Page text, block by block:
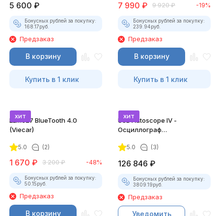
5 600 ₽
Бонусных рублей за покупку:
168.17руб.
Предзаказ
В корзину
Купить в 1 клик
7 990 ₽ 9 920 ₽ -19%
Бонусных рублей за покупку:
239.94руб.
Предзаказ
В корзину
Купить в 1 клик
хит
ELM327 BlueTooth 4.0
(Viecar)
5.0 (2)
1 670 ₽ 3 200 ₽ -48%
Бонусных рублей за покупку:
50.15руб.
Предзаказ
В корзину
хит
USB Autoscope IV -
Осциллограф
комплект)
5.0 (3)
126 846 ₽
Бонусных рублей за покупку:
3809.19руб.
Предзаказ
Уведомить